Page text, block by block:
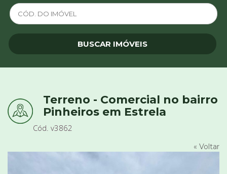
Terreno - Comercial no bairro
Pinheiros em Estrela
Cód. v3862
« Voltar